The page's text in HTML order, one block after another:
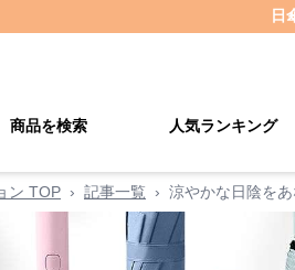
日
商品を検索 人気ランキング
ン TOP › 記事一覧 › 涼やかな日陰を